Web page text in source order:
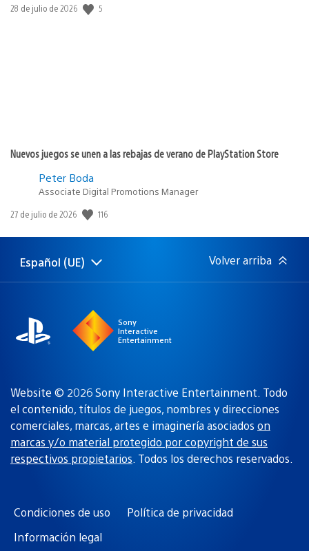
Fecha
28 de julio de 2026 5
Nuevos juegos se unen a las rebajas de verano de PlayStation Store
Peter Boda
Associate Digital Promotions Manager
Fecha
publicación:
27 de julio de 2026 116
Selecciona
Región
Español (UE) Volver arriba
Sony
Interactive
Entertainment
Website © 2026 Sony Interactive Entertainment. Todo
el contenido, títulos de juegos, nombres y direcciones
comerciales, marcas, artes e imaginería asociados on
marcas y/o material protegido por copyright de sus
respectivos propietarios. Todos los derechos reservados.
Condiciones de uso
Política de privacidad
Información legal